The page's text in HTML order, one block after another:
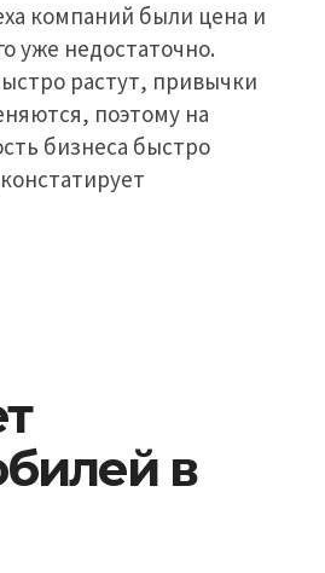
компаний были цена и
уже недостаточно.
растут, привычки
поэтому на
бизнеса быстро
в